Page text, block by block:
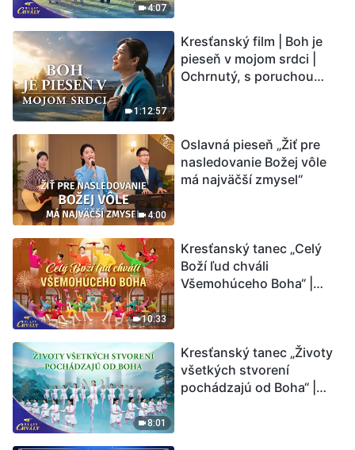
4:07
1:12:57
Kresťanský film | Boh je
pieseň v mojom srdci |
Ochrnutý, s poruchou
4:00
Oslavná pieseň „Žiť pre
nasledovanie Božej vôle
má najväčší zmysel“
10:33
Kresťanský tanec „Celý
Boží ľud chváli
Všemohúceho Boha“ |
8:01
Kresťanský tanec „Životy
všetkých stvorení
pochádzajú od Boha“ |